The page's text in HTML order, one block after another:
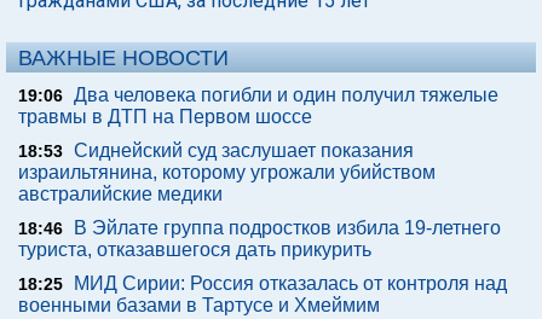
ВАЖНЫЕ НОВОСТИ
19:06 Два человека погибли и один получил тяжелые
травмы в ДТП на Первом шоссе
18:53 Сиднейский суд заслушает показания
израильтянина, которому угрожали убийством
австралийские медики
18:46
В Эйлате группа подростков избила 19-летнего
туриста, отказавшегося дать прикурить
18:25
МИД Сирии: Россия отказалась от контроля над
военными базами в Тартусе и Хмеймим